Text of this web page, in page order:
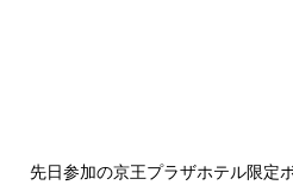
先日参加の京王プラザホテル限定